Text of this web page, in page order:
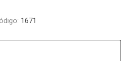
1671